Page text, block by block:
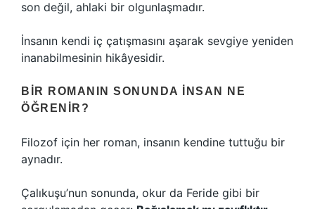
son değil, ahlaki bir olgunlaşmadır.
İnsanın kendi iç çatışmasını aşarak sevgiye yeniden
inanabilmesinin hikâyesidir.
BIR ROMANIN SONUNDA İNSAN NE
ÖĞRENIR?
Filozof için her roman, insanın kendine tuttuğu bir
aynadır.
Çalıkuşu’nun sonunda, okur da Feride gibi bir